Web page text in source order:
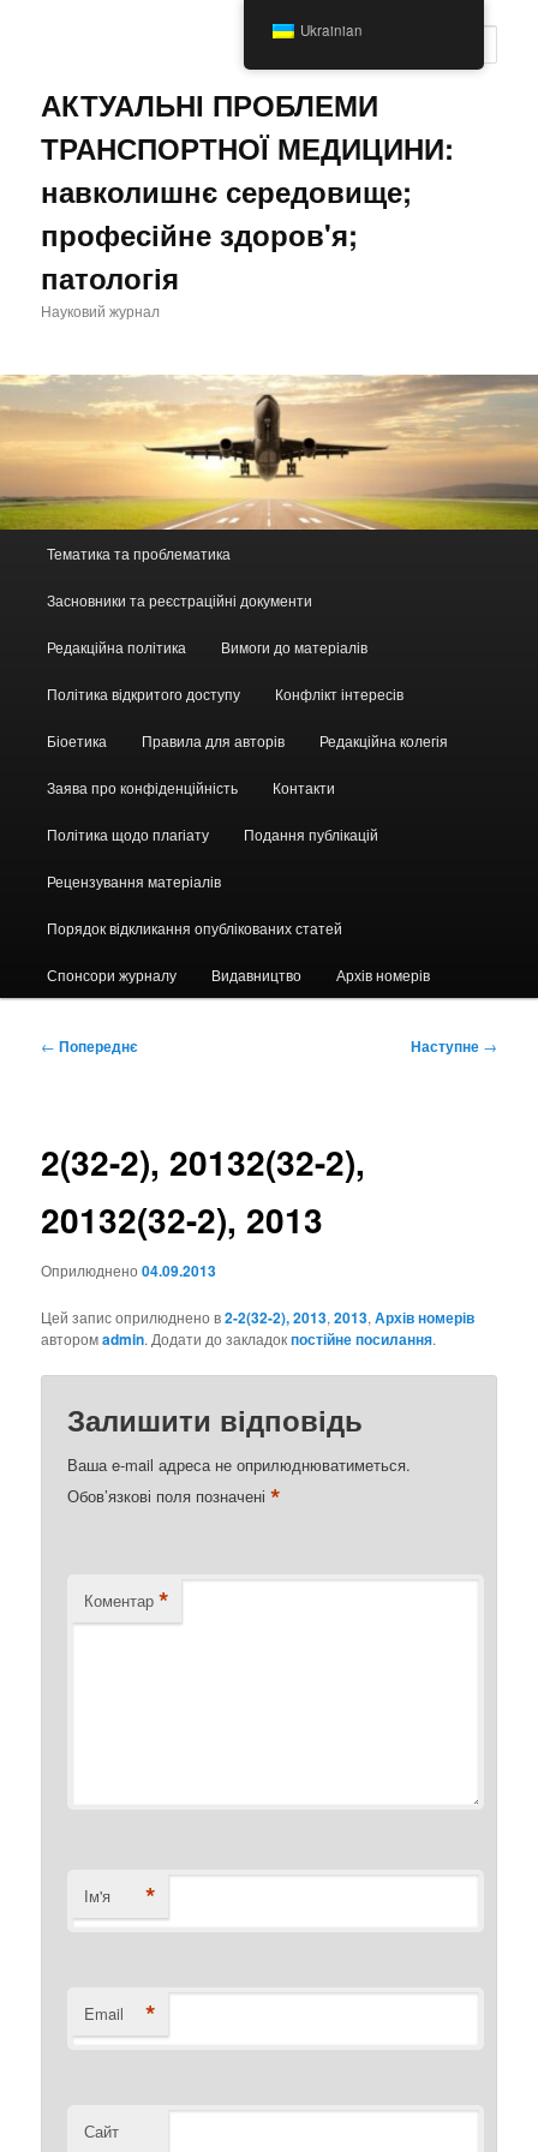
АКТУАЛЬНІ ПРОБЛЕМИ
ТРАНСПОРТНОЇ МЕДИЦИНИ:
навколишнє середовище;
професійне здоров'я;
патологія
Науковий журнал
Тематика та проблематика
Засновники та реєстраційні документи
Редакційна політика Вимоги до матеріалів
Політика відкритого доступу Конфлікт інтересів
Біоетика Правила для авторів Редакційна колегія
Заява про конфіденційність Контакти
Політика щодо плагіату Подання публікацій
Рецензування матеріалів
Порядок відкликання опублікованих статей
Спонсори журналу Видавництво Архів номерів
Навігація
← Попереднє Наступне →
2(32-2), 20132(32-2),
20132(32-2), 2013
Оприлюднено04.09.2013
Цей запис оприлюднено в2-2(32-2), 2013,2013,Архів номерів
авторомadmin. Додати до закладокпостійне посилання.
Залишити відповідь
Ваша e-mail адреса не оприлюднюватиметься.
Обов’язкові поля позначені*
Коментар *
Ім'я *
Email *
Сайт
Ukrainian